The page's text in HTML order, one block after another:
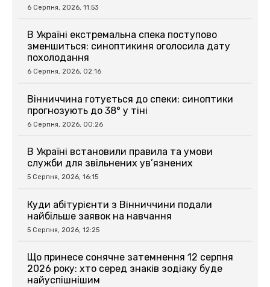
6 Серпня, 2026, 11:53
В Україні екстремальна спека поступово
зменшиться: синоптикиня оголосила дату
похолодання
6 Серпня, 2026, 02:16
Вінниччина готується до спеки: синоптики
прогнозують до 38° у тіні
6 Серпня, 2026, 00:26
В Україні встановили правила та умови
служби для звільнених ув’язнених
5 Серпня, 2026, 16:15
Куди абітурієнти з Вінниччини подали
найбільше заявок на навчання
5 Серпня, 2026, 12:25
Що принесе сонячне затемнення 12 серпня
2026 року: хто серед знаків зодіаку буде
найуспішнішим